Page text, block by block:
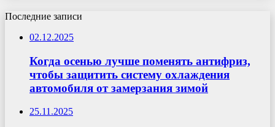
Последние записи
02.12.2025
Когда осенью лучше поменять антифриз,
чтобы защитить систему охлаждения
автомобиля от замерзания зимой
25.11.2025